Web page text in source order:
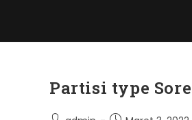
Partisi type